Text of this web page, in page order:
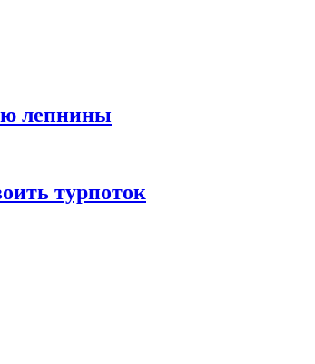
лепнины
турпоток